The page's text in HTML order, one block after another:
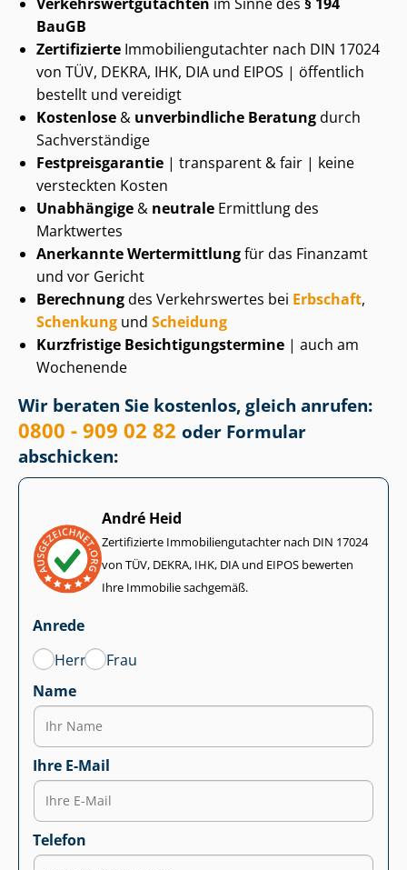
BauGB
Zertifizierte Im­mo­bi­li­en­gut­ach­ter nach DIN 17024
von TÜV, DEKRA, IHK, DIA und EIPOS | öffentlich
bestellt und vereidigt
Kostenlose & unverbindliche Beratungdurch
Sachverständige
Fest­preis­ga­ran­tie | transparent & fair | keine
versteckten Kosten
Unabhängige & neutrale Ermittlung des
Marktwertes
Anerkannte Wertermittlungfür das Finanzamt
und vor Gericht
Berechnungdes Verkehrswertes bei Erbschaft,
Schenkung und Scheidung
Kurzfristige Be­sich­ti­gungs­ter­mi­ne | auch am
Wochenende
Wir beraten Sie kostenlos, gleich anrufen:
0800 - 909 02 82 oder Formular
abschicken:
André Heid
Zertifizierte Im­mo­bi­li­en­gut­ach­ter nach DIN 17024
von TÜV, DEKRA, IHK, DIA und EIPOS bewerten
Ihre Immobilie sachgemäß.
Anrede
Herr
Frau
Name
Ihre E-Mail
Telefon